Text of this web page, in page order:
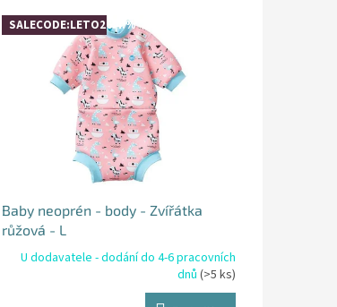
SALECODE:LETO26:4:%
Baby neoprén - body - Zvířátka
růžová - L
U dodavatele - dodání do 4-6 pracovních
dnů (>5 ks)